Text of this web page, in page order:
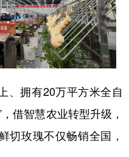
Français عربى
日本語 한국어
拥有20万平方米全自
借智慧农业转型升级，
切玫瑰不仅畅销全国，